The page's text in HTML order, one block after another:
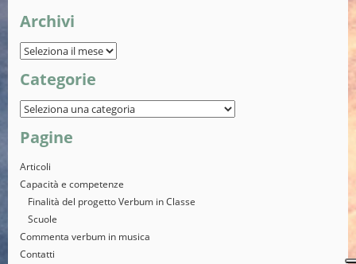
Archivi
Categorie
Pagine
Articoli
Capacità e competenze
Finalità del progetto Verbum in Classe
Scuole
Commenta verbum in musica
Contatti